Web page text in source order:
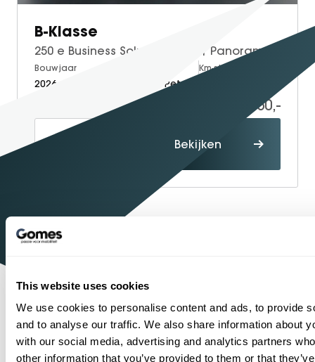
This website uses cookies
We use cookies to personalise content and ads, to provide
and to analyse our traffic. We also share information about
with our social media, advertising and analytics partners
other information that you’ve provided to them or that
B-Klasse
250 e Business Solution AMG | Panorama - Schuifdak | Multibeam Led | DAB+ Radio | Apple Carplay & Android Auto | Sfeerverlichting | Achteruitrijcamera
Bouwjaar
2026 Electric + Petrol
Km-stand
46.950,-
Bekijken
Sinds1934
One-Stop-